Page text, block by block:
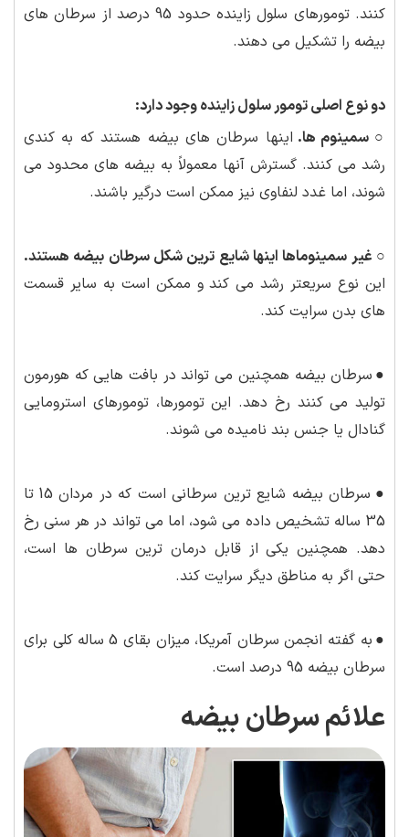
کنند. تومورهای سلول زاینده حدود 95 درصد از سرطان های
بیضه را تشکیل می دهند.
دو نوع اصلی تومور سلول زاینده وجود دارد:
○ سمینوم ها. اینها سرطان های بیضه هستند که به کندی
رشد می کنند. گسترش آنها معمولاً به بیضه های محدود می
شوند، اما غدد لنفاوی نیز ممکن است درگیر باشند.
○ غیر سمینوماها اینها شایع ترین شکل سرطان بیضه هستند.
این نوع سریعتر رشد می کند و ممکن است به سایر قسمت
های بدن سرایت کند.
● سرطان بیضه همچنین می تواند در بافت هایی که هورمون
تولید می کنند رخ دهد. این تومورها، تومورهای استرومایی
گنادال یا جنس بند نامیده می شوند.
●
سرطان بیضه شایع ترین سرطانی است که در مردان 15 تا
35 ساله تشخیص داده می شود، اما می تواند در هر سنی رخ
دهد. همچنین یکی از قابل درمان ترین سرطان ها است،
حتی اگر به مناطق دیگر سرایت کند.
●
به گفته انجمن سرطان آمریکا، میزان بقای 5 ساله کلی برای
سرطان بیضه 95 درصد است.
علائم سرطان بیضه